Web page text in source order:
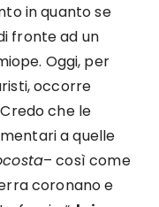
in quanto se
fronte ad un
Oggi, per
occorre
che le
a quelle
– così come
coronano e